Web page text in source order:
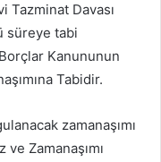
Tazminat Davası
süreye tabi
Kanununun
Tabidir.
zamanaşımı
Zamanaşımı